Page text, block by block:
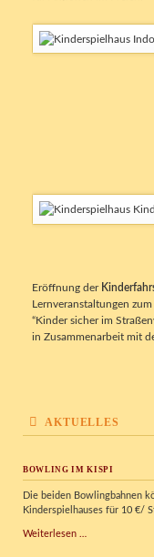
Eröffnung der
Lernveranstaltungen
“Kinder sicher im
in Zusammenarbeit mit
AKTUELLES
BOWLING IM KISPI
Die beiden Bowlingbahnen
Kinderspielhauses für 10 €/
Weiterlesen …